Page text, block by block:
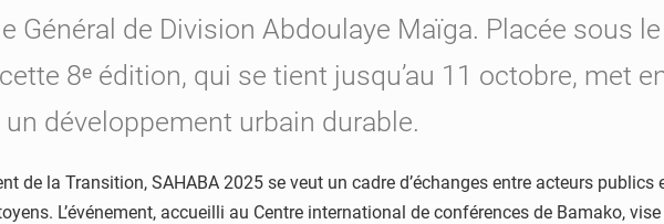
Général de Division Abdoulaye Maïga. Placée sous
8ᵉ édition, qui se tient jusqu’au 11 octobre, met
développement urbain durable.
de la Transition, SAHABA 2025 se veut un cadre d’échanges entre acteurs
L’événement, accueilli au Centre international de conférences de Bamako,